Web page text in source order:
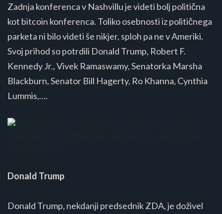
Zadnja konferenca v Nashvillu je videti bolj politična
kot bitcoin konferenca. Toliko osebnosti iz političnega
parketa ni bilo videti še nikjer, sploh pa ne v Ameriki.
Svoj prihod so potrdili Donald Trump, Robert F.
Kennedy Jr., Vivek Ramaswamy, Senatorka Marsha
Blackburn, Senator Bill Hagerty, Ro Khanna, Cynthia
Lummis,….
Donald Trump
Donald Trump, nekdanji predsednik ZDA, je doživel